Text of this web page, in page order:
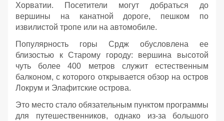
Хорватии. Посетители могут добраться до
вершины на канатной дороге, пешком по
извилистой тропе или на автомобиле.
Популярность горы Срдж обусловлена ее
близостью к Старому городу: вершина высотой
чуть более 400 метров служит естественным
балконом, с которого открывается обзор на остров
Локрум и Элафитские острова.
Это место стало обязательным пунктом программы
для путешественников, однако из-за большого